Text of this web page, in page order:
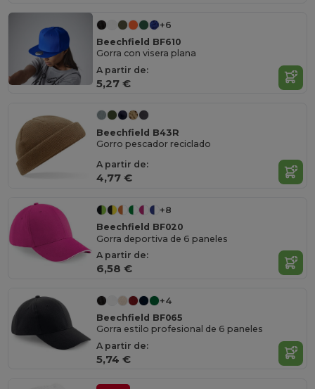
+6
Beechfield BF610
Gorra con visera plana
A partir de:
5,27 €
Beechfield B43R
Gorro pescador reciclado
A partir de:
4,77 €
+8
Beechfield BF020
Gorra deportiva de 6 paneles
A partir de:
6,58 €
+4
Beechfield BF065
Gorra estilo profesional de 6 paneles
A partir de:
5,74 €